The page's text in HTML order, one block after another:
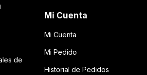
de
Mi Cuenta
Mi Cuenta
Mi Pedido
Historial de Pedidos